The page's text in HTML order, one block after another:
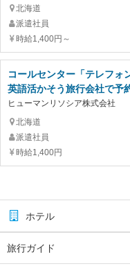
北海道
派遣社員
時給1,400円～
コールセンター「テレフォ
英語活かそう旅行会社で予
ヒューマンリソシア株式会社
北海道
派遣社員
時給1,400円
ホテル
旅行ガイド